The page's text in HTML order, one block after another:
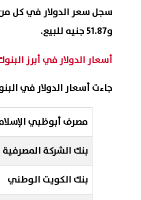
و51.87 جنيه للبيع.
أسعار الدولار في أبرز
جاءت أسعار الدولار في
مصرف أبوظبي
بنك الشركة المصرفية
بنك الكويت الوطني